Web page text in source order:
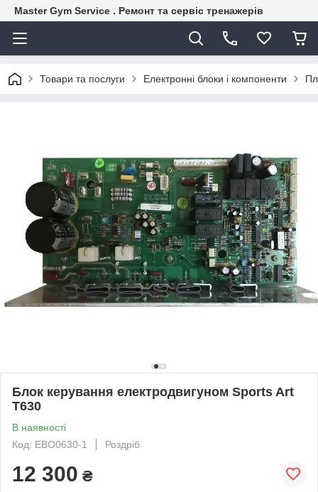
Master Gym Service . Ремонт та сервіс тренажерів
Товари та послуги Електронні блоки і компоненти
Блок керування електродвигуном Sports Art
T630
В наявності
Код: EBO0630-1
Роздріб
12 300 ₴